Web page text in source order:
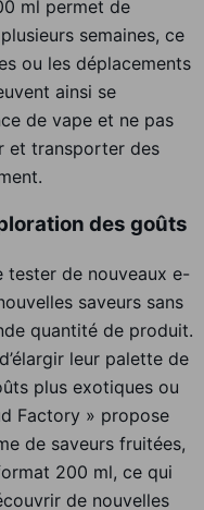
ml permet de
semaines, ce
ou les déplacements
ainsi se
de vape et ne pas
et transporter des
des goûts
de nouveaux e-
saveurs sans
quantité de produit.
leur palette de
plus exotiques ou
Factory » propose
de saveurs fruitées,
200 ml, ce qui
de nouvelles